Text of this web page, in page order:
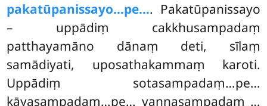
pakatūpanissayo…pe…. Pakatūpanissayo
– uppādiṃ cakkhusampadaṃ
patthayamāno dānaṃ deti, sīlaṃ
samādiyati, uposathakammaṃ karoti.
Uppādiṃ sotasampadaṃ…pe…
kāyasampadaṃ…pe… vaṇṇasampadaṃ …